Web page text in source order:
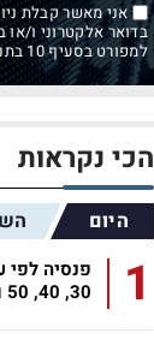
אני מאשר קבלת
בדואר אלקטרוני ו/
למפורט בסעיף 10 בתנאי השימוש
הכי נקראות
היום
1
30, 40, 50 ו-60